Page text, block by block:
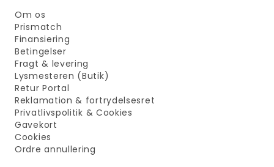
Om os
Prismatch
Finansiering
Betingelser
Fragt & levering
Lysmesteren (Butik)
Retur Portal
Reklamation & fortrydelsesret
Privatlivspolitik & Cookies
Gavekort
Cookies
Ordre annullering